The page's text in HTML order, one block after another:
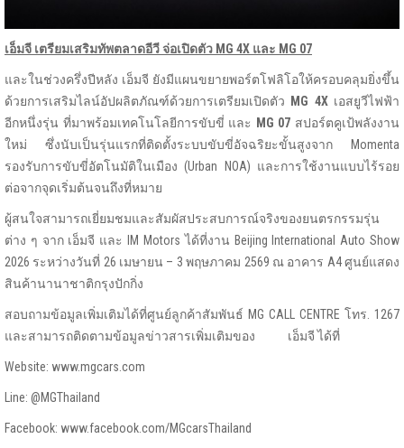
เอ็มจี เตรียมเสริมทัพตลาดอีวี จ่อเปิดตัว MG 4X และ MG 07
และในช่วงครึ่งปีหลัง เอ็มจี ยังมีแผนขยายพอร์ตโฟลิโอให้ครอบคลุมยิ่งขึ้น
ด้วยการเสริมไลน์อัปผลิตภัณฑ์ด้วยการเตรียมเปิดตัว
MG 4Xเอสยูวีไฟฟ้า
อีกหนึ่งรุ่น ที่มาพร้อมเทคโนโลยีการขับขี่ และ
MG 07 สปอร์ตคูเป้พลังงาน
ใหม่ ซึ่งนับเป็นรุ่นแรกที่ติดตั้งระบบขับขี่อัจฉริยะขั้นสูงจาก Momenta
รองรับการขับขี่อัตโนมัติในเมือง (Urban NOA) และการใช้งานแบบไร้รอย
ต่อจากจุดเริ่มต้นจนถึงที่หมาย
ผู้สนใจสามารถเยี่ยมชมและสัมผัสประสบการณ์จริงของยนตรกรรมรุ่น
ต่าง ๆ จาก เอ็มจี และ IM Motors ได้ที่งาน Beijing International Auto Show
2026 ระหว่างวันที่ 26 เมษายน – 3 พฤษภาคม 2569 ณ อาคาร A4 ศูนย์แสดง
สินค้านานาชาติกรุงปักกิ่ง
สอบถามข้อมูลเพิ่มเติมได้ที่ศูนย์ลูกค้าสัมพันธ์ MG CALL CENTRE โทร. 1267
และสามารถติดตามข้อมูลข่าวสารเพิ่มเติมของ เอ็มจี ได้ที่
Website: www.mgcars.com
Line: @MGThailand
Facebook: www.facebook.com/MGcarsThailand